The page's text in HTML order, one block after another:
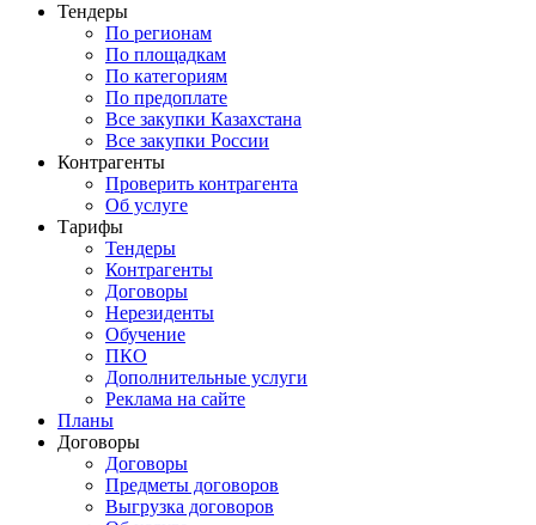
Тендеры
По регионам
По площадкам
По категориям
По предоплате
Все закупки Казахстана
Все закупки России
Контрагенты
Проверить контрагента
Об услуге
Тарифы
Тендеры
Контрагенты
Договоры
Нерезиденты
Обучение
ПКО
Дополнительные услуги
Реклама на сайте
Планы
Договоры
Договоры
Предметы договоров
Выгрузка договоров